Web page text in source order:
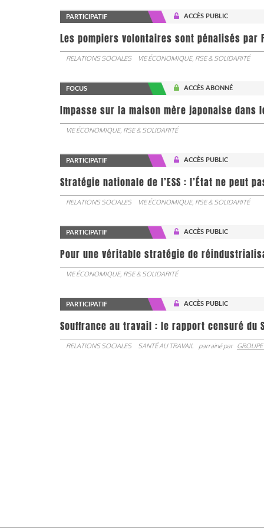
PARTICIPATIF ACCÈS PUBLIC
Les pompiers volontaires sont pénalisés par
RELATIONS SOCIALES VIE ÉCONOMIQUE, RSE & SOLIDARITÉ
FOCUS ACCÈS ABONNÉ
Impasse sur la maison mère japonaise dans
VIE ÉCONOMIQUE, RSE & SOLIDARITÉ
PARTICIPATIF ACCÈS PUBLIC
Stratégie nationale de l’ESS : l’État ne peut
RELATIONS SOCIALES VIE ÉCONOMIQUE, RSE & SOLIDARITÉ
PARTICIPATIF ACCÈS PUBLIC
Pour une véritable stratégie de
VIE ÉCONOMIQUE, RSE & SOLIDARITÉ
PARTICIPATIF ACCÈS PUBLIC
Souffrance au travail : le rapport censuré du
RELATIONS SOCIALES SANTÉ AU TRAVAIL parrainé par